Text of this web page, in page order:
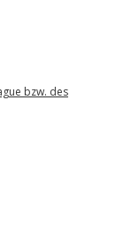
bzw. des